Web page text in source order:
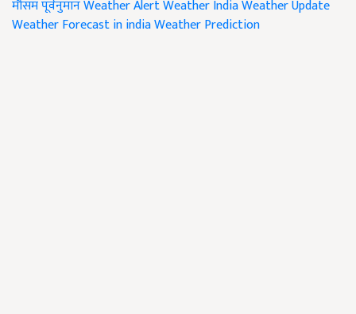
मौसम पूर्वनुमानWeather AlertWeather IndiaWeather Update
Weather Forecast in indiaWeather Prediction